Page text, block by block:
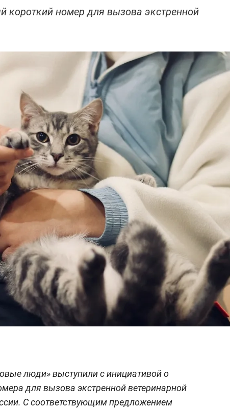
короткий номер для вызова экстренной
люди» выступили с инициативой о
для вызова экстренной ветеринарной
С соответствующим предложением